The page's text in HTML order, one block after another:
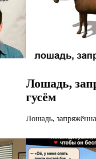
Лошадь,
гусём
Лошадь,